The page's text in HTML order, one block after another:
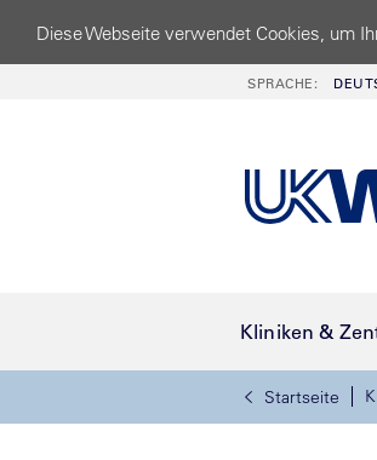
Diese Webseite verwendet Cookies, um
SPRACHE:
Kliniken &
Startseite